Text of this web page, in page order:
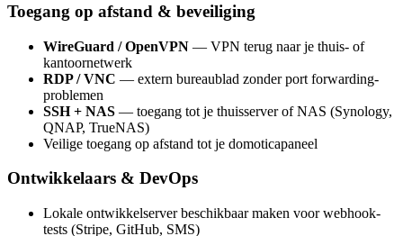
Toegang op afstand & beveiliging
WireGuard / OpenVPN — VPN terug naar je thuis- of
kantoornetwerk
RDP / VNC — extern bureaublad zonder port forwarding-
problemen
SSH + NAS — toegang tot je thuisserver of NAS (Synology,
QNAP, TrueNAS)
Veilige toegang op afstand tot je domoticapaneel
Ontwikkelaars & DevOps
Lokale ontwikkelserver beschikbaar maken voor webhook-
tests (Stripe, GitHub, SMS)